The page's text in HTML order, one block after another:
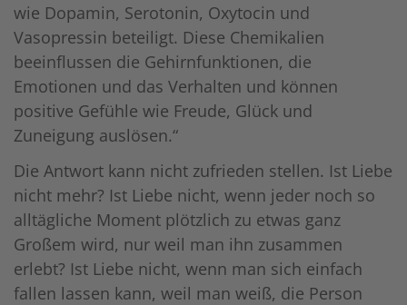
wie Dopamin, Serotonin, Oxytocin und
Vasopressin beteiligt. Diese Chemikalien
beeinflussen die Gehirnfunktionen, die
Emotionen und das Verhalten und können
positive Gefühle wie Freude, Glück und
Zuneigung auslösen.“
Die Antwort kann nicht zufrieden stellen. Ist Liebe
nicht mehr? Ist Liebe nicht, wenn jeder noch so
alltägliche Moment plötzlich zu etwas ganz
Großem wird, nur weil man ihn zusammen
erlebt? Ist Liebe nicht, wenn man sich einfach
fallen lassen kann, weil man weiß, die Person